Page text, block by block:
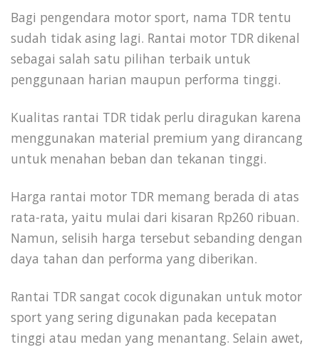
Bagi pengendara motor sport, nama TDR tentu
sudah tidak asing lagi. Rantai motor TDR dikenal
sebagai salah satu pilihan terbaik untuk
penggunaan harian maupun performa tinggi.
Kualitas rantai TDR tidak perlu diragukan karena
menggunakan material premium yang dirancang
untuk menahan beban dan tekanan tinggi.
Harga rantai motor TDR memang berada di atas
rata-rata, yaitu mulai dari kisaran Rp260 ribuan.
Namun, selisih harga tersebut sebanding dengan
daya tahan dan performa yang diberikan.
Rantai TDR sangat cocok digunakan untuk motor
sport yang sering digunakan pada kecepatan
tinggi atau medan yang menantang. Selain awet,